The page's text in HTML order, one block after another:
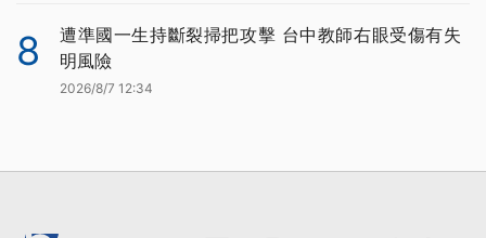
8
遭準國一生持斷裂掃把攻擊 台中教師右眼受傷有失
明風險
2026/8/7 12:34